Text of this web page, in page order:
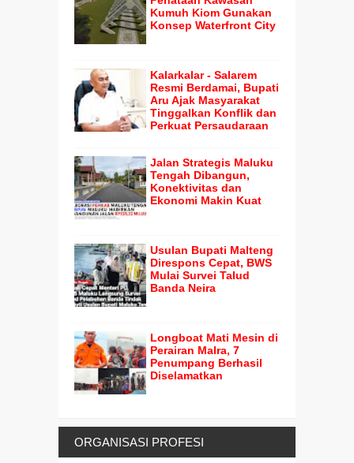
Kumuh Kiom Gunakan
Konsep Waterfront City
Kalarkalar - Salarem
Resmi Berdamai, Bupati
Aru Ajak Masyarakat
Tinggalkan Konflik dan
Perkuat Persaudaraan
Jalan Strategis Maluku
Tengah Dibangun,
Konektivitas dan
Ekonomi Makin Kuat
Usulan Bupati Malteng
Direspons Cepat, BWS
Mulai Survei Talud
Banda Neira
Longboat Mati Mesin di
Perairan Malra, 7
Penumpang Berhasil
Diselamatkan
ORGANISASI PROFESI